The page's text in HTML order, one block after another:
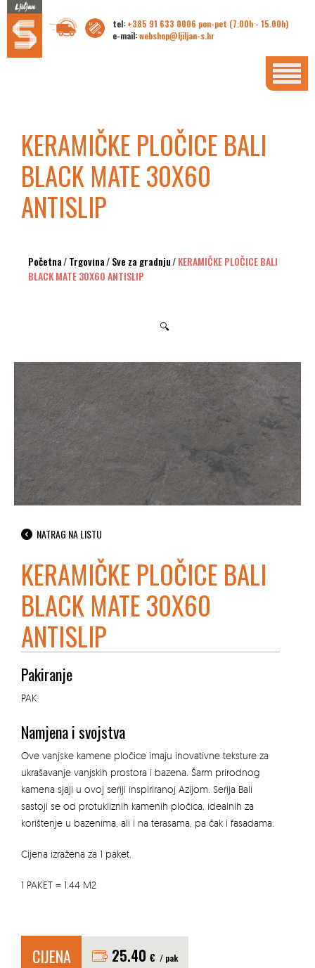
tel: +385 91 633 0006 pon-pet (7.00h - 15.00h)
e-mail:webshop@ljiljan-s.hr
KERAMIČKE PLOČICE BALI
BLACK MATE 30X60
ANTISLIP
Početna/Trgovina/Sve za gradnju/KERAMIČKE PLOČICE BALI
BLACK MATE 30X60 ANTISLIP
🔍
NATRAG NA LISTU
KERAMIČKE PLOČICE BALI
BLACK MATE 30X60
ANTISLIP
Pakiranje
PAK
Namjena i svojstva
Ove vanjske kamene pločice imaju inovativne teksture za
ukrašavanje vanjskih prostora i bazena. Šarm prirodnog
kamena sjaji u ovoj seriji inspiriranoj Azijom. Serija Bali
sastoji se od protukliznih kamenih pločica, idealnih za
korištenje u bazenima, ali i na terasama, pa čak i fasadama.
Cijena izražena za 1 paket.
1 PAKET = 1.44 M2
CIJENA 25.40 € / pak